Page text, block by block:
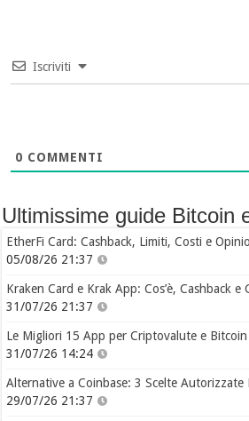
Iscriviti
0 COMMENTI
Ultimissime guide Bitcoin
EtherFi Card: Cashback, Limiti, Costi e
05/08/26 21:37
Kraken Card e Krak App: Cos’è, Cashback e
31/07/26 21:37
Le Migliori 15 App per Criptovalute e
31/07/26 14:24
Alternative a Coinbase: 3 Scelte Autorizzate
29/07/26 21:37